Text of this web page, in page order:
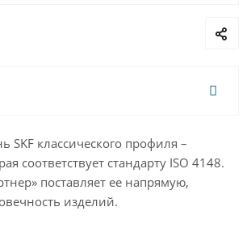
SKF классического профиля –
соответствует стандарту ISO 4148.
поставляет ее напрямую,
изделий.